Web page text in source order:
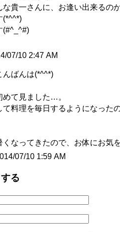
な貴一さんに、お逢い出来るの
(*^^*)
(#^_^#)
07/10 2:47 AM
んばんは(*^^*)
て見ました…。
て料理を毎日するようになった
くなってきたので、お体にお気
07/10 1:59 AM
る